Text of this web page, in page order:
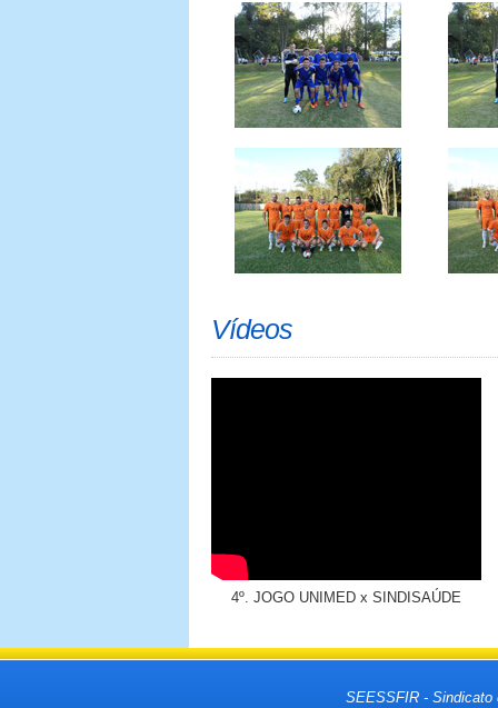
Vídeos
4º. JOGO UNIMED x SINDISAÚDE
SEESSFIR - Sindicato